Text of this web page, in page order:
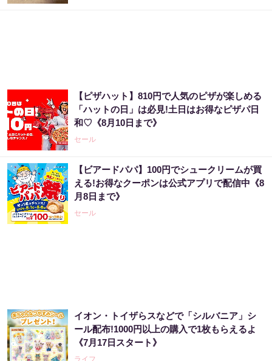
【ピザハット】810円で人気のピザが楽しめる
「ハットの日」は必見!土日はお得なピザパ日
和♡《8月10日まで》
セール
【ビアードパパ】100円でシュークリームが買
える!お得なクーポンは公式アプリで配信中《8
月8日まで》
セール
イオン・トイザらスなどで「シルバニア」シ
ール配布!1000円以上の購入で1枚もらえるよ
《7月17日スタート》
ライフ